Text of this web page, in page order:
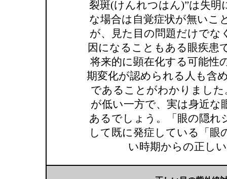
裂斑(けんれつはん)”は失
な場合は自覚症状が無いこ
が、見た目の問題だけでな
因になることもある眼疾患
将来的に顕在化する可能性
期変化が認められる人も含
であることがわかりました
が低い一方で、実は身近な
あるでしょう。「眼の隠れ
して既に発症している「
い時期からの正し